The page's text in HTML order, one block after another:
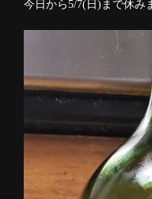
今日から5/7(日)まで休み